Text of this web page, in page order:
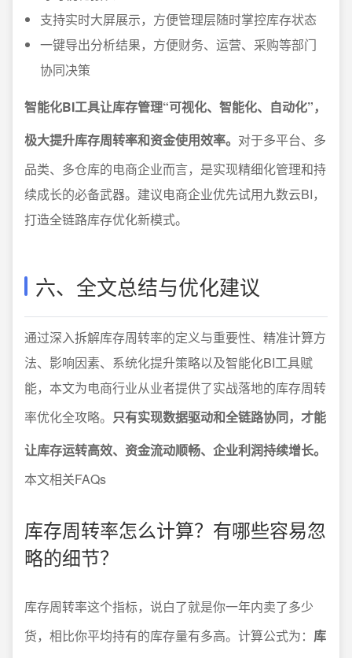
支持实时大屏展示，方便管理层随时掌控库存状态
一键导出分析结果，方便财务、运营、采购等部门
协同决策
智能化BI工具让库存管理“可视化、智能化、自动化”，
极大提升库存周转率和资金使用效率。 对于多平台、多
品类、多仓库的电商企业而言，是实现精细化管理和持
续成长的必备武器。建议电商企业优先试用九数云BI，
打造全链路库存优化新模式。
六、全文总结与优化建议
通过深入拆解库存周转率的定义与重要性、精准计算方
法、影响因素、系统化提升策略以及智能化BI工具赋
能，本文为电商行业从业者提供了实战落地的库存周转
率优化全攻略。 只有实现数据驱动和全链路协同，才能
让库存运转高效、资金流动顺畅、企业利润持续增长。
本文相关FAQs
库存周转率怎么计算？有哪些容易忽
略的细节？
库存周转率这个指标，说白了就是你一年内卖了多少
货，相比你平均持有的库存量有多高。计算公式为： 库